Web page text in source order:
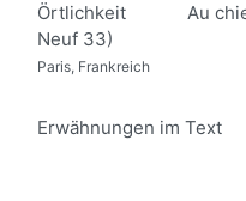
Örtlichkeit
Au
Neuf 33)
Paris, Frankreich
Erwähnungen im Text